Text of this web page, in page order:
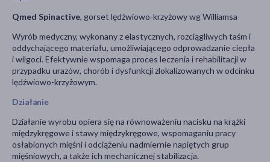
Qmed Spinactive, gorset lędźwiowo-krzyżowy wg Williamsa
Wyrób medyczny, wykonany z elastycznych, rozciągliwych taśm i
oddychającego materiału, umożliwiającego odprowadzanie ciepła
i wilgoci. Efektywnie wspomaga proces leczenia i rehabilitacji w
przypadku urazów, chorób i dysfunkcji zlokalizowanych w odcinku
lędźwiowo-krzyżowym.
Działanie
Działanie wyrobu opiera się na równoważeniu nacisku na krążki
międzykręgowe i stawy międzykręgowe, wspomaganiu pracy
osłabionych mięśni i odciążeniu nadmiernie napiętych grup
mięśniowych, a także ich mechanicznej stabilizacja.